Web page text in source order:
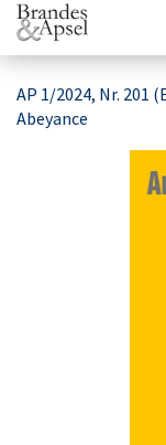
AP 1/2024, Nr. 201
Abeyance